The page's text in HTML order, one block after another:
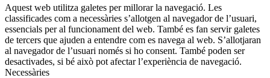
Aquest web utilitza galetes per millorar la navegació. Les
classificades com a necessàries s’allotgen al navegador de l’usuari,
essencials per al funcionament del web. També es fan servir galetes
de tercers que ajuden a entendre com es navega al web. S’allotjaran
al navegador de l’usuari només si ho consent. També poden ser
desactivades, si bé això pot afectar l’experiència de navegació.
Necessàries